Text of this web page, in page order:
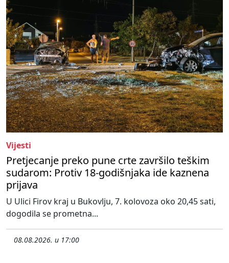
Vijesti
Pretjecanje preko pune crte završilo teškim
sudarom: Protiv 18-godišnjaka ide kaznena
prijava
U Ulici Firov kraj u Bukovlju, 7. kolovoza oko 20,45 sati,
dogodila se prometna...
08.08.2026. u 17:00